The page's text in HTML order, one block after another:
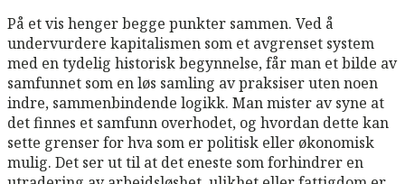
På et vis henger begge punkter sammen. Ved å
undervurdere kapitalismen som et avgrenset system
med en tydelig historisk begynnelse, får man et bilde av
samfunnet som en løs samling av praksiser uten noen
indre, sammenbindende logikk. Man mister av syne at
det finnes et samfunn overhodet, og hvordan dette kan
sette grenser for hva som er politisk eller økonomisk
mulig. Det ser ut til at det eneste som forhindrer en